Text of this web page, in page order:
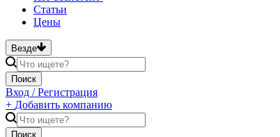
Статьи
Цены
Везде
Поиск
Вход / Регистрация
+ Добавить компанию
Поиск